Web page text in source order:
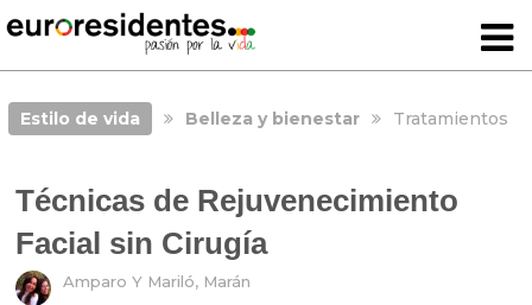
Estilo de vida Belleza y bienestar Tratamientos
Técnicas de Rejuvenecimiento
Facial sin Cirugía
Amparo Y Mariló, Marán